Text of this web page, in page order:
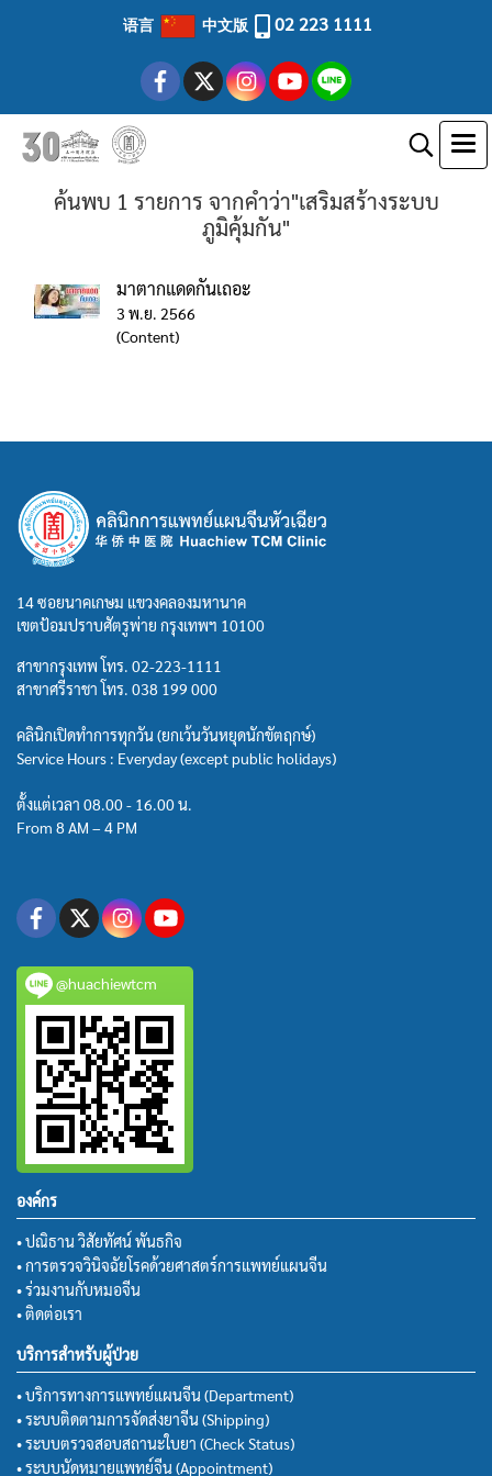
语言 中文版 02 223 1111
ค้นพบ 1 รายการ จากคำว่า"เสริมสร้างระบบ
ภูมิคุ้มกัน"
มาตากแดดกันเถอะ
3 พ.ย. 2566
(Content)
14 ซอยนาคเกษม แขวงคลองมหานาค
เขตป้อมปราบศัตรูพ่าย กรุงเทพฯ 10100
สาขากรุงเทพ โทร. 02-223-1111
สาขาศรีราชา โทร. 038 199 000
คลินิกเปิดทำการทุกวัน (ยกเว้นวันหยุดนักขัตฤกษ์)
Service Hours : Everyday (except public holidays)
ตั้งแต่เวลา 08.00 - 16.00 น.
From 8 AM – 4 PM
@huachiewtcm
องค์กร
• ปณิธาน วิสัยทัศน์ พันธกิจ
• การตรวจวินิจฉัยโรคด้วยศาสตร์การแพทย์แผนจีน
• ร่วมงานกับหมอจีน
• ติดต่อเรา
บริการสำหรับผู้ป่วย
• บริการทางการแพทย์แผนจีน (Department)
• ระบบติดตามการจัดส่งยาจีน (Shipping)
• ระบบตรวจสอบสถานะใบยา (Check Status)
• ระบบนัดหมายแพทย์จีน (Appointment)